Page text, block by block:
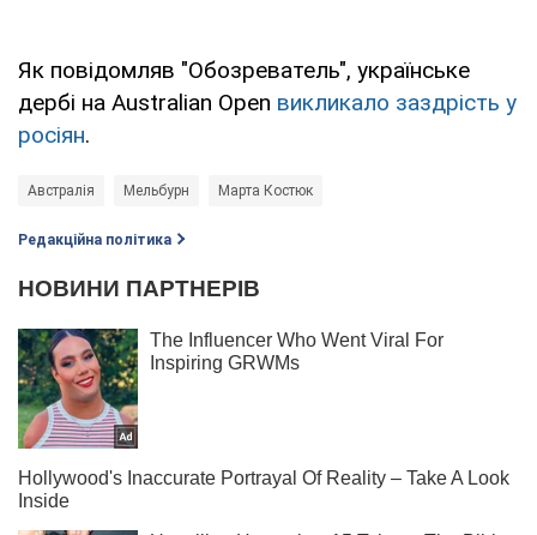
Як повідомляв "Обозреватель", українське
дербі на Australian Open викликало заздрість у
росіян.
Австралія Мельбурн Марта Костюк
Редакційна політика